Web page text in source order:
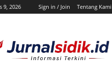
9, 2026 Sign in / Join Tentang Kami